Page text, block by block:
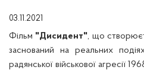
03.11.2021
Фільм "Дисидент", що
заснований на реальних
радянської військової агресії